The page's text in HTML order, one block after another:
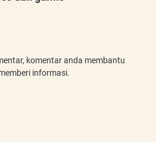
komentar anda membantu
informasi.